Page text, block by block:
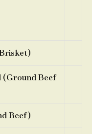
(Ground Beef
Beef)